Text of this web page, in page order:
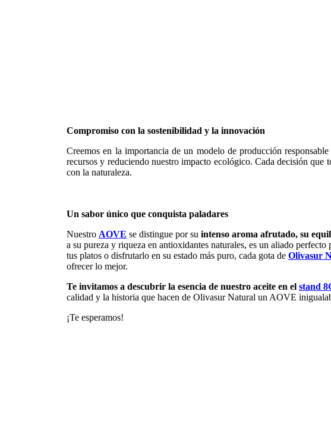
Compromiso con la sostenibilidad y la innovación
Creemos en la importancia de un modelo de producción
recursos y reduciendo nuestro impacto ecológico. Cada decisión que
con la naturaleza.
Un sabor único que conquista paladares
Nuestro AOVE se distingue por su intenso aroma afrutado, su
a su pureza y riqueza en antioxidantes naturales, es un aliado
tus platos o disfrutarlo en su estado más puro, cada gota de Olivasur
ofrecer lo mejor.
Te invitamos a descubrir la esencia de nuestro aceite en el stand
calidad y la historia que hacen de Olivasur Natural un AOVE
¡Te esperamos!